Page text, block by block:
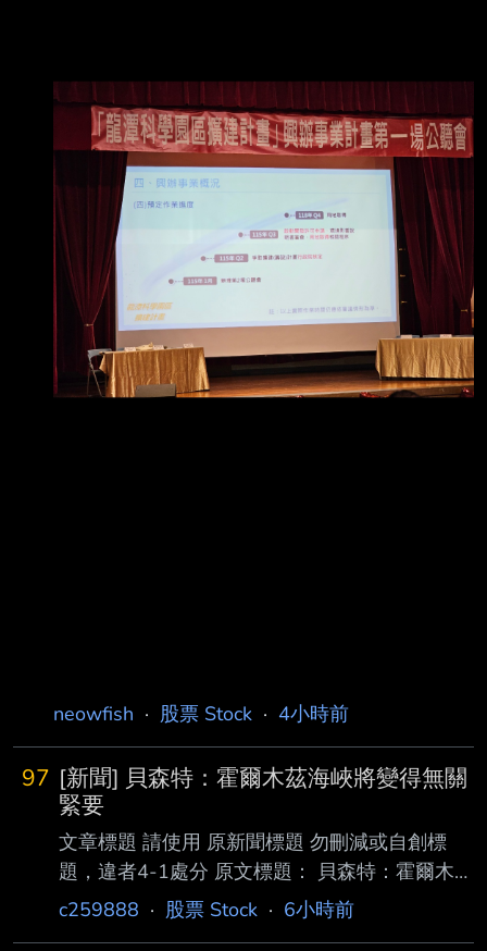
neowfish · 股票 Stock · 4小時前
97 [新聞] 貝森特：霍爾木茲海峽將變得無關
緊要
文章標題 請使用 原新聞標題 勿刪減或自創標
題，違者4-1處分 原文標題： 貝森特：霍爾木茲
海峽將變得無關緊要 請勿刪減或自創標題，違
c259888 · 股票 Stock · 6小時前